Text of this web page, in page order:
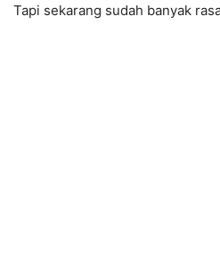
Tapi sekarang sudah banyak